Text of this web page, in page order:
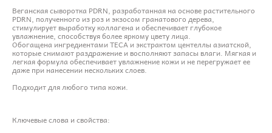
Веганская сыворотка PDRN, разработанная на основе растительного
PDRN, полученного из роз и экзосом гранатового дерева,
стимулирует выработку коллагена и обеспечивает глубокое
увлажнение, способствуя более яркому цвету лица.
Обогащена ингредиентами TECA и экстрактом центеллы азиатской,
которые снимают раздражение и восполняют запасы влаги. Мягкая и
легкая формула обеспечивает увлажнение кожи и не перегружает ее
даже при нанесении нескольких слоев.
Подходит для любого типа кожи.
Ключевые слова и свойства: